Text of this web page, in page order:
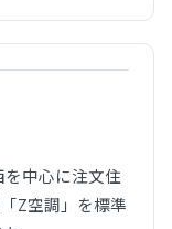
中心に注文住
Z空調」を標準